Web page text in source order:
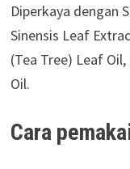
Diperkaya dengan
Sinensis Leaf
(Tea Tree) Leaf
Oil.
Cara